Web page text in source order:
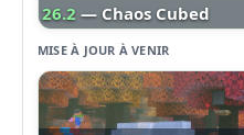
26.2 — Chaos Cubed
MISE À JOUR À VENIR